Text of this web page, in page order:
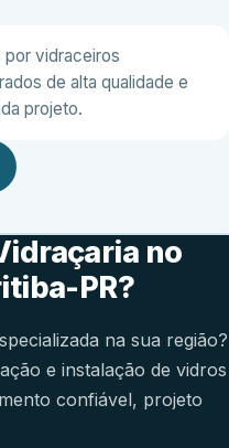
por vidraceiros
de alta qualidade e
projeto.
no
PR?
na sua região?
e instalação de vidros
confiável, projeto